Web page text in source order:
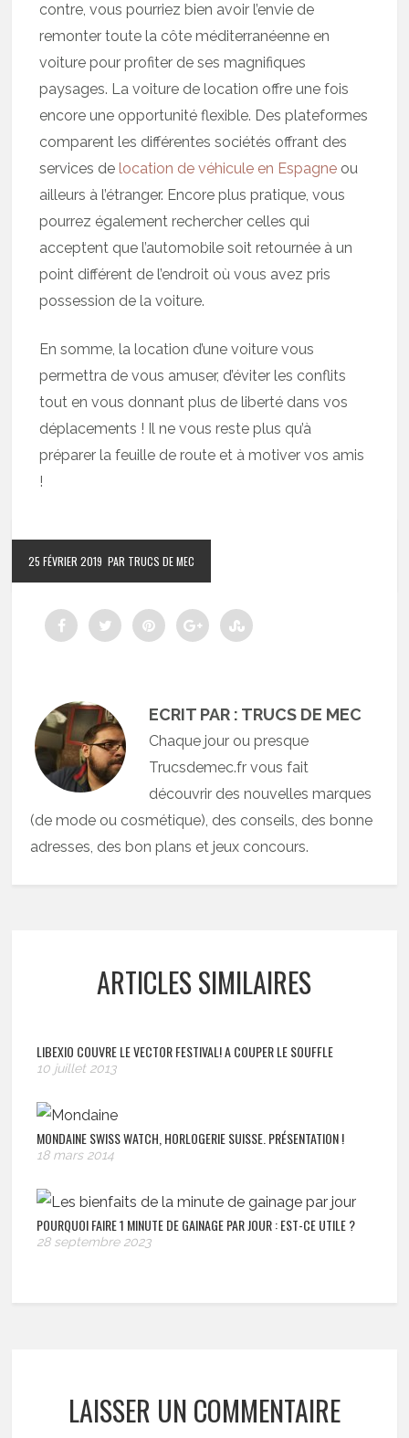
contre, vous pourriez bien avoir l’envie de
remonter toute la côte méditerranéenne en
voiture pour profiter de ses magnifiques
paysages. La voiture de location offre une fois
encore une opportunité flexible. Des plateformes
comparent les différentes sociétés offrant des
services de location de véhicule en Espagne ou
ailleurs à l’étranger. Encore plus pratique, vous
pourrez également rechercher celles qui
acceptent que l’automobile soit retournée à un
point différent de l’endroit où vous avez pris
possession de la voiture.
En somme, la location d’une voiture vous
permettra de vous amuser, d’éviter les conflits
tout en vous donnant plus de liberté dans vos
déplacements ! Il ne vous reste plus qu’à
préparer la feuille de route et à motiver vos amis
!
25 FÉVRIER 2019 PAR TRUCS DE MEC
ECRIT PAR : TRUCS DE MEC
Chaque jour ou presque
Trucsdemec.fr vous fait
découvrir des nouvelles marques
(de mode ou cosmétique), des conseils, des bonne
adresses, des bon plans et jeux concours.
ARTICLES SIMILAIRES
LIBEXIO COUVRE LE VECTOR FESTIVAL! A COUPER LE SOUFFLE
10 juillet 2013
MONDAINE SWISS WATCH, HORLOGERIE SUISSE. PRÉSENTATION !
18 mars 2014
POURQUOI FAIRE 1 MINUTE DE GAINAGE PAR JOUR : EST-CE UTILE ?
28 septembre 2023
LAISSER UN COMMENTAIRE